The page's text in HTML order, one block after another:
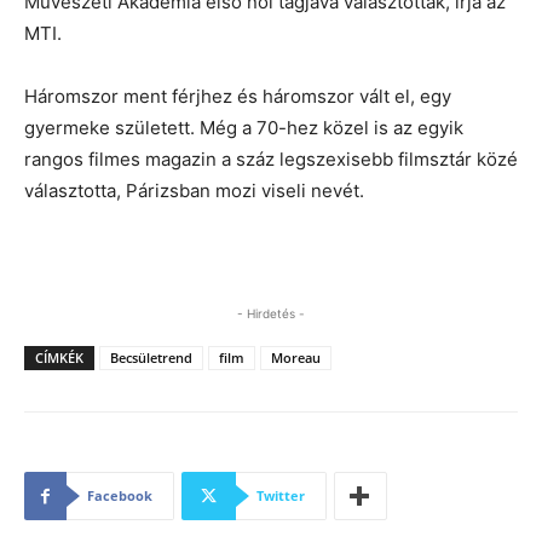
MTI.
Háromszor ment férjhez és háromszor vált el, egy
gyermeke született. Még a 70-hez közel is az egyik
rangos filmes magazin a száz legszexisebb filmsztár közé
választotta, Párizsban mozi viseli nevét.
- Hirdetés -
CÍMKÉK Becsületrend film Moreau
Facebook Twitter